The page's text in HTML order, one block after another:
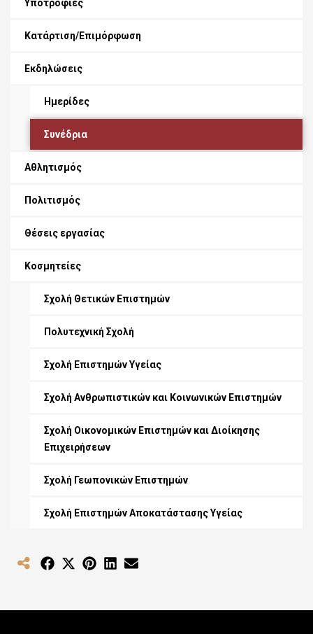
Υποτροφίες
Κατάρτιση/Επιμόρφωση
Εκδηλώσεις
Ημερίδες
Συνέδρια
Αθλητισμός
Πολιτισμός
Θέσεις εργασίας
Κοσμητείες
Σχολή Θετικών Επιστημών
Πολυτεχνική Σχολή
Σχολή Επιστημών Υγείας
Σχολή Ανθρωπιστικών και Κοινωνικών Επιστημών
Σχολή Οικονομικών Επιστημών και Διοίκησης
Επιχειρήσεων
Σχολή Γεωπονικών Επιστημών
Σχολή Επιστημών Αποκατάστασης Υγείας
Share Share
(Twitter)
Share Share